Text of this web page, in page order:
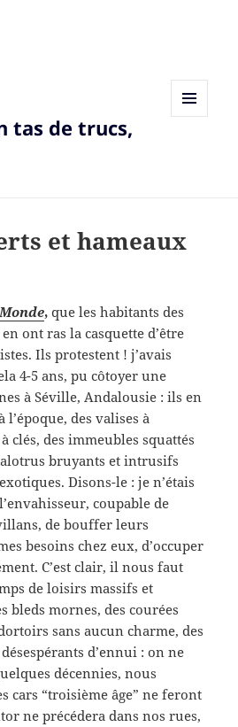
tas de trucs,
et hameaux
, que les habitants des
ont ras la casquette d’être
Ils protestent ! j’avais
4-5 ans, pu côtoyer une
à Séville, Andalousie : ils en
des valises à
clés, des immeubles squattés
bruyants et intrusifs
Disons-le : je n’étais
coupable de
de bouffer leurs
besoins chez eux, d’occuper
C’est clair, il nous faut
de loisirs massifs et
bleds mornes, des courées
sans aucun charme, des
d’ennui : on ne
décennies, nous
cars “troisième âge” ne feront
ne précédera dans nos rues,